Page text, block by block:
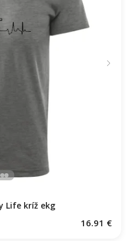
Life kríž ekg
16.91 €